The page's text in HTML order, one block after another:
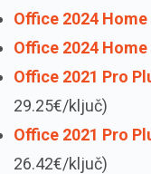
Office 2024
Office 2024
Office 2021 Pro
29.25€/ključ)
Office 2021 Pro
26.42€/ključ)